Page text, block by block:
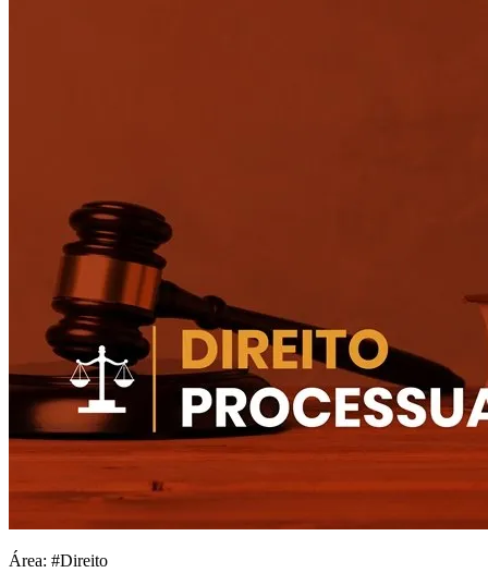
Área: #Direito